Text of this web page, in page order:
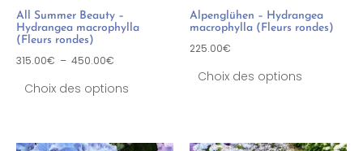
All Summer Beauty –
Hydrangea macrophylla
(Fleurs rondes)
315.00€ – 450.00€
Choix des options
Alpenglühen – Hydrangea
macrophylla (Fleurs rondes)
225.00€
Choix des options